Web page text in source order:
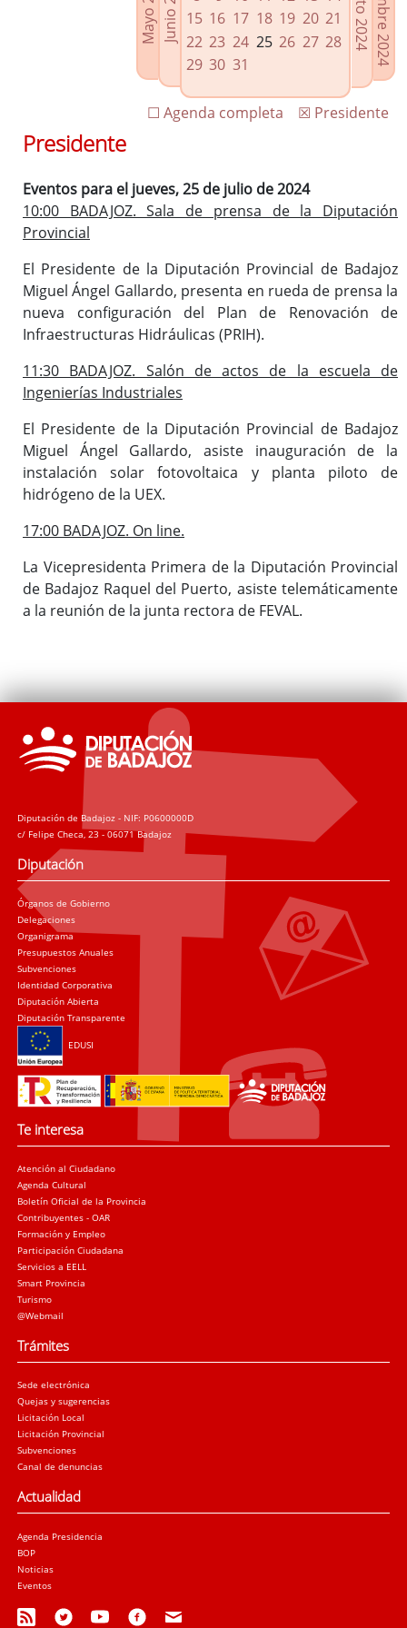
Agenda de Presidencia
Plenos provinciales y Juntas de gobierno
Oficina de Proyectos Europeos
15 16 17 18 19 20 21
22 23 24 25 26 27 28
29 30 31
☒ Presidente
☐ Agenda completa
Presidente
Eventos para el jueves, 25 de julio de 2024
10:00 BADAJOZ. Sala de prensa de la Diputación
Provincial
El Presidente de la Diputación Provincial de Badajoz
Miguel Ángel Gallardo, presenta en rueda de prensa la
nueva configuración del Plan de Renovación de
Infraestructuras Hidráulicas (PRIH).
11:30 BADAJOZ. Salón de actos de la escuela de
Ingenierías Industriales
El Presidente de la Diputación Provincial de Badajoz
Miguel Ángel Gallardo, asiste inauguración de la
instalación solar fotovoltaica y planta piloto de
hidrógeno de la UEX.
17:00 BADAJOZ. On line.
La Vicepresidenta Primera de la Diputación Provincial
de Badajoz Raquel del Puerto, asiste telemáticamente
a la reunión de la junta rectora de FEVAL.
Diputación de Badajoz - NIF: P0600000D
c/ Felipe Checa, 23 - 06071 Badajoz
Diputación
Órganos de Gobierno
Delegaciones
Organigrama
Presupuestos Anuales
Subvenciones
Identidad Corporativa
Diputación Abierta
Diputación Transparente
EDUSI
Te interesa
Atención al Ciudadano
Agenda Cultural
Boletín Oficial de la Provincia
Contribuyentes - OAR
Formación y Empleo
Participación Ciudadana
Servicios a EELL
Smart Provincia
Turismo
@Webmail
Trámites
Sede electrónica
Quejas y sugerencias
Licitación Local
Licitación Provincial
Subvenciones
Canal de denuncias
Actualidad
Agenda Presidencia
BOP
Noticias
Eventos